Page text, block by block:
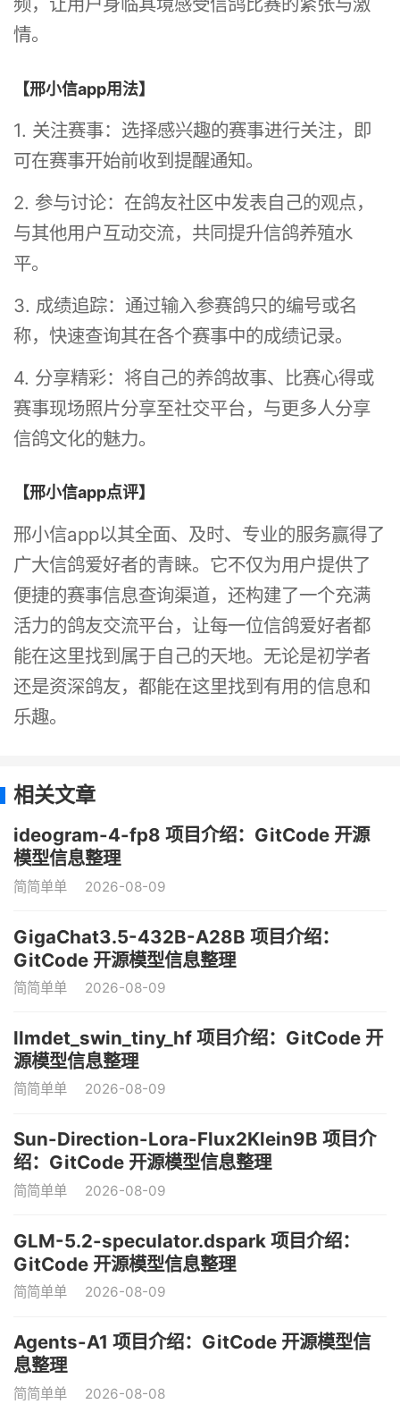
情。
【邢小信app用法】
1. 关注赛事：选择感兴趣的赛事进行关注，即
可在赛事开始前收到提醒通知。
2. 参与讨论：在鸽友社区中发表自己的观点，
与其他用户互动交流，共同提升信鸽养殖水
平。
3. 成绩追踪：通过输入参赛鸽只的编号或名
称，快速查询其在各个赛事中的成绩记录。
4. 分享精彩：将自己的养鸽故事、比赛心得或
赛事现场照片分享至社交平台，与更多人分享
信鸽文化的魅力。
【邢小信app点评】
邢小信app以其全面、及时、专业的服务赢得了
广大信鸽爱好者的青睐。它不仅为用户提供了
便捷的赛事信息查询渠道，还构建了一个充满
活力的鸽友交流平台，让每一位信鸽爱好者都
能在这里找到属于自己的天地。无论是初学者
还是资深鸽友，都能在这里找到有用的信息和
乐趣。
相关文章
ideogram-4-fp8 项目介绍：GitCode 开源
模型信息整理
简简单单 2026-08-09
GigaChat3.5-432B-A28B 项目介绍：
GitCode 开源模型信息整理
简简单单 2026-08-09
llmdet_swin_tiny_hf 项目介绍：GitCode 开
源模型信息整理
简简单单 2026-08-09
Sun-Direction-Lora-Flux2Klein9B 项目介
绍：GitCode 开源模型信息整理
简简单单 2026-08-09
GLM-5.2-speculator.dspark 项目介绍：
GitCode 开源模型信息整理
简简单单 2026-08-09
Agents-A1 项目介绍：GitCode 开源模型信
息整理
简简单单 2026-08-08